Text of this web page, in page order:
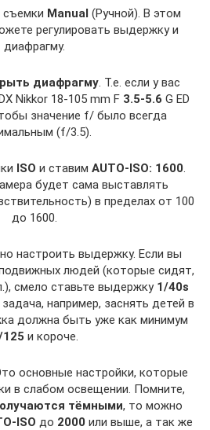
Manual (Ручной). В этом
регулировать выдержку и
диафрагму.
диафрагму. Т.е. если у вас
Nikkor 18-105 mm F 3.5-5.6 G ED
значение f/ было всегда
(f/3.5).
ISO и ставим AUTO-ISO: 1600.
будет сама выставлять
в пределах от 100
до 1600.
настроить выдержку. Если вы
людей (которые сидят,
смело ставьте выдержку 1/40s
например, заснять детей в
должна быть уже как минимум
125 и короче.
основные настройки, которые
в слабом освещении. Помните,
тёмными, то можно
ISO до 2000 или выше, а так же